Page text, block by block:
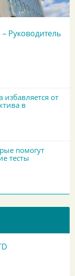
Руководитель
от
в
помогут
тесты